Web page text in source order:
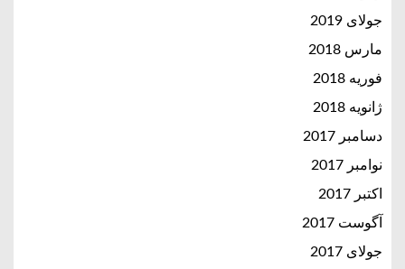
جولای 2019
مارس 2018
فوریه 2018
ژانویه 2018
دسامبر 2017
نوامبر 2017
اکتبر 2017
آگوست 2017
جولای 2017